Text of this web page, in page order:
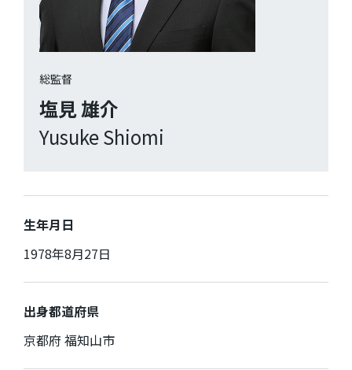
総監督
塩見 雄介
Yusuke Shiomi
生年月日
1978年8月27日
出身都道府県
京都府 福知山市